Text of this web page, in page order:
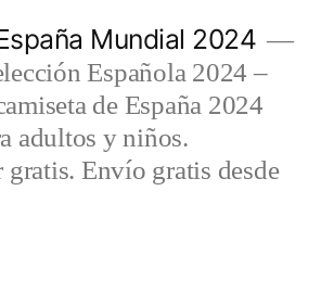
Mundial 2024
Española 2024 –
de España 2024
adultos y niños.
gratis. Envío gratis desde